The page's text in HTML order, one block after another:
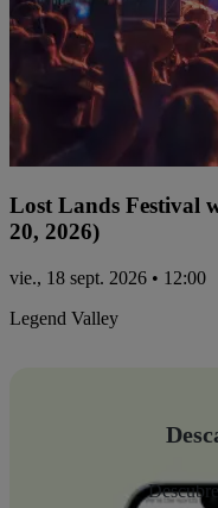
Lost Lands Festival
20, 2026)
vie., 18 sept. 2026 • 12:00
Legend Valley